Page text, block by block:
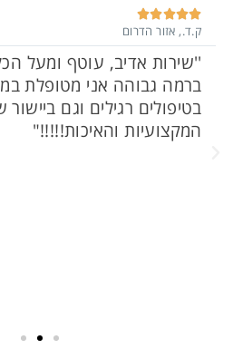





ק.ד., אזור הדרום
''שירות אדיב, עוטף ומעל
ברמה גבוהה אני מטופלת
בטיפולים רגילים וגם ביישור
המקצועיות והאיכות!!!!!"